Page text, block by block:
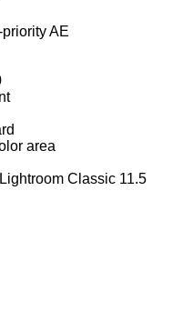
AE
area
Classic 11.5